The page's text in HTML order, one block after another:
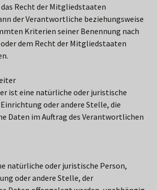
Recht der Mitgliedstaaten
der Verantwortliche beziehungsweise
Kriterien seiner Benennung nach
dem Recht der Mitgliedstaaten
ist eine natürliche oder juristische
oder andere Stelle, die
Daten im Auftrag des Verantwortlichen
natürliche oder juristische Person,
oder andere Stelle, der